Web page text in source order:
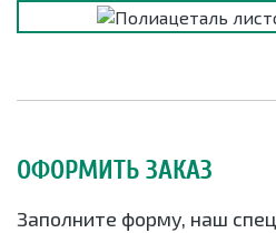
ОФОРМИТЬ ЗАКАЗ
Заполните форму, наш